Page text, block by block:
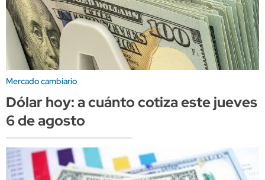
Mercado cambiario
Dólar hoy: a cuánto cotiza este jueves
6 de agosto